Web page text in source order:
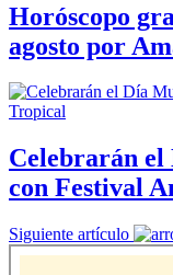
Horóscopo
agosto por
Celebrarán
con Festival
Siguiente artículo